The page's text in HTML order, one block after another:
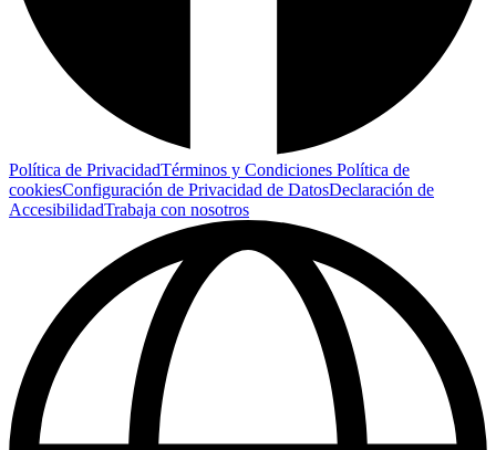
Política de PrivacidadTérminos y Condiciones Política de
cookiesConfiguración de Privacidad de DatosDeclaración de
AccesibilidadTrabaja con nosotros